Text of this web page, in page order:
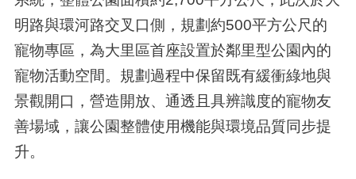
明路與環河路交叉口側，規劃約500平方公尺的
寵物專區，為大里區首座設置於鄰里型公園內的
寵物活動空間。規劃過程中保留既有緩衝綠地與
景觀開口，營造開放、通透且具辨識度的寵物友
善場域，讓公園整體使用機能與環境品質同步提
升。